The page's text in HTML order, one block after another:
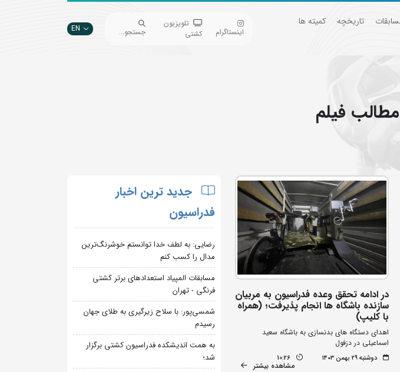
تاریخچه
کمیته ها
اینستاگرام
تلویزیون
کشتی
جستجو... EN
فيلم
در ادامه تحقق وعده فدراسیون به مربیان
سازنده باشگاه ها انجام پذیرفت؛ (همراه
با کلیپ)
اهدای دستگاه های بدنسازی به باشگاه سعید
اسماعیلی در دزفول
دوشنبه ۲۹ بهمن ۱۴۰۳ 10:26
مشاهده بیشتر
جدید ترین اخبار
فدراسیون
رضایی: به لطف خدا توانستم خوشرنگ‌ترین
مدال را کسب کنم
مسابقات المپیاد استعدادهای برتر کشتی
فرنگی - تهران
شمسی‌پور: با سلاح زیرگیری به طلای جهان
رسیدم
به همت اندیشکده فدراسیون کشتی برگزار
شد؛